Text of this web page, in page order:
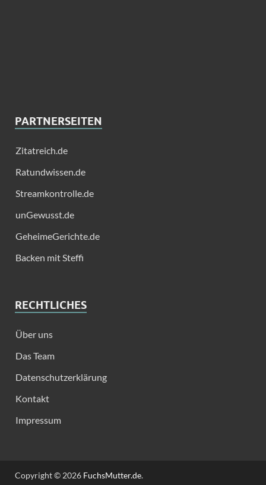
PARTNERSEITEN
Zitatreich.de
Ratundwissen.de
Streamkontrolle.de
unGewusst.de
GeheimeGerichte.de
Backen mit Steffi
RECHTLICHES
Über uns
Das Team
Datenschutzerklärung
Kontakt
Impressum
Copyright © 2026 FuchsMutter.de.